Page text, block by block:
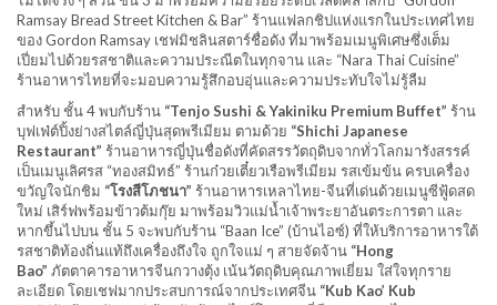
Ramsay Bread Street Kitchen & Bar” ร้านแฟลกชิปแห่งแรกในประเทศไทย
ของ Gordon Ramsay เชฟมิชลินสตาร์ชื่อดัง ที่มาพร้อมเมนูพิเศษซึ่งเต็ม
เปี่ยมไปด้วยรสชาติและความประณีตในทุกจาน และ “Nara Thai Cuisine”
ร้านอาหารไทยที่จะมอบความรู้สึกอบอุ่นและความประทับใจไม่รู้ลืม
สำหรับ ชั้น 4 พบกับร้าน “Tenjo Sushi & Yakiniku Premium Buffet” ร้าน
บุฟเฟ่ต์ปิ้งย่างสไตล์ญี่ปุ่นสุดพรีเมียม ตามด้วย “Shichi Japanese
Restaurant” ร้านอาหารญี่ปุ่นชื่อดังที่คัดสรรวัตถุดิบจากทั่วโลกมารังสรรค์
เป็นเมนูเลิศรส “ทองสมิทธ์” ร้านก๋วยเตี๋ยวเรือพรีเมียม รสเข้มข้น ครบเครื่อง
ขวัญใจนักชิม “โรงสีโภชนา” ร้านอาหารเหลาไทย-จีนที่เด่นด้วยเมนูซีฟู้ดสด
ใหม่ เสิร์ฟพร้อมข้าวต้มกุ๊ย มาพร้อมวิวแม่น้ำเจ้าพระยาอันตระการตา และ
หากขึ้นไปบน ชั้น 5 จะพบกับร้าน “Baan Ice” (บ้านไอซ์) ที่ให้บริการอาหารใต้
รสชาติท้องถิ่นแท้ถึงเครื่องถึงใจ ถูกใจแม่ ๆ สายจัดจ้าน “Hong
Bao” ภัตตาคารอาหารจีนกวางตุ้ง เน้นวัตถุดิบคุณภาพเยี่ยม ใส่ใจทุกราย
ละเอียด โดยเชฟมากประสบการณ์จากประเทศจีน “Kub Kao’ Kub